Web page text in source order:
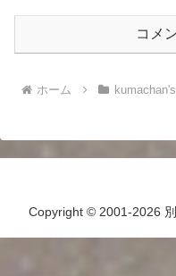
コメ
ホーム kumachan's
Copyright © 2001-2026